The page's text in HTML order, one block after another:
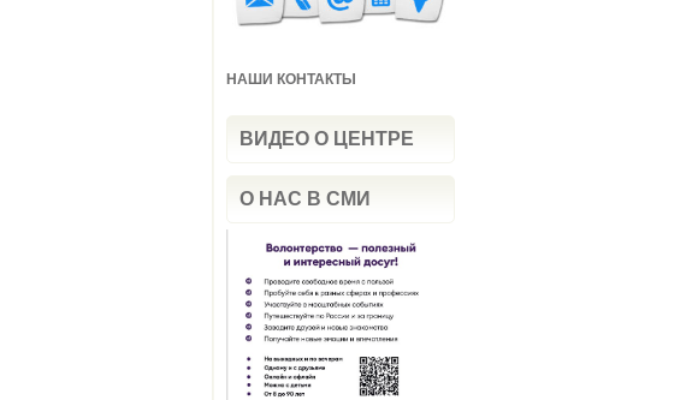
НАШИ КОНТАКТЫ
ВИДЕО О ЦЕНТРЕ
О НАС В СМИ